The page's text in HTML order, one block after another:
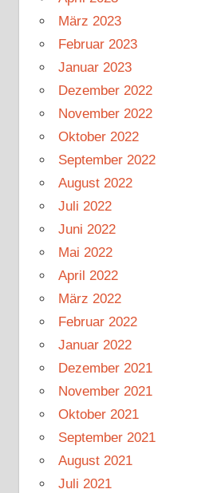
März 2023
Februar 2023
Januar 2023
Dezember 2022
November 2022
Oktober 2022
September 2022
August 2022
Juli 2022
Juni 2022
Mai 2022
April 2022
März 2022
Februar 2022
Januar 2022
Dezember 2021
November 2021
Oktober 2021
September 2021
August 2021
Juli 2021